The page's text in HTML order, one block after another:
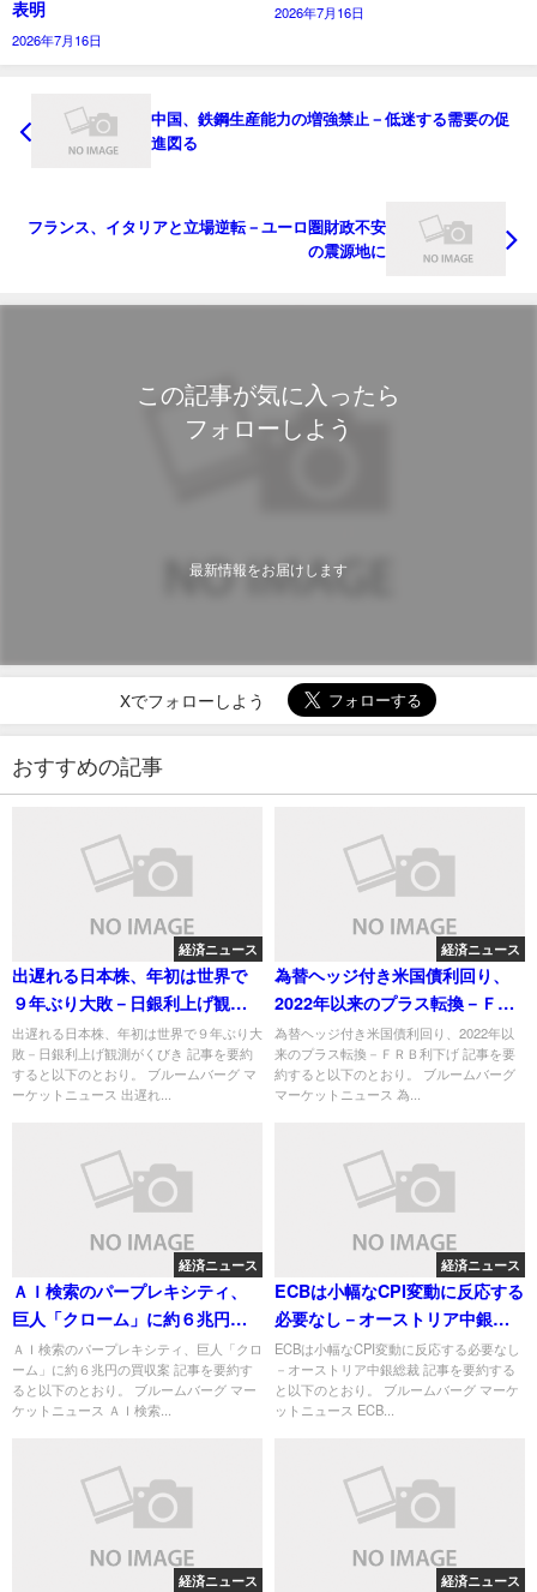
表明
2026年7月16日
2026年7月16日
中国、鉄鋼生産能力の増強禁止－低迷する需要の促
進図る
フランス、イタリアと立場逆転－ユーロ圏財政不安
の震源地に
この記事が気に入ったら
フォローしよう
最新情報をお届けします
Xでフォローしよう
おすすめの記事
経済ニュース
出遅れる日本株、年初は世界で
９年ぶり大敗－日銀利上げ観測
がくびき
出遅れる日本株、年初は世界で９年ぶり大
敗－日銀利上げ観測がくびき 記事を要約
すると以下のとおり。 ブルームバーグ マ
ーケットニュース 出遅れ...
経済ニュース
為替ヘッジ付き米国債利回り、
2022年以来のプラス転換－ＦＲ
Ｂ利下げ
為替ヘッジ付き米国債利回り、2022年以
来のプラス転換－ＦＲＢ利下げ 記事を要
約すると以下のとおり。 ブルームバーグ
マーケットニュース 為...
経済ニュース
ＡＩ検索のパープレキシティ、
巨人「クローム」に約６兆円の
買収案
ＡＩ検索のパープレキシティ、巨人「クロ
ーム」に約６兆円の買収案 記事を要約す
ると以下のとおり。 ブルームバーグ マー
ケットニュース ＡＩ検索...
経済ニュース
ECBは小幅なCPI変動に反応する
必要なし－オーストリア中銀総
裁
ECBは小幅なCPI変動に反応する必要なし
－オーストリア中銀総裁 記事を要約する
と以下のとおり。 ブルームバーグ マーケ
ットニュース ECB...
経済ニュース 経済ニュース